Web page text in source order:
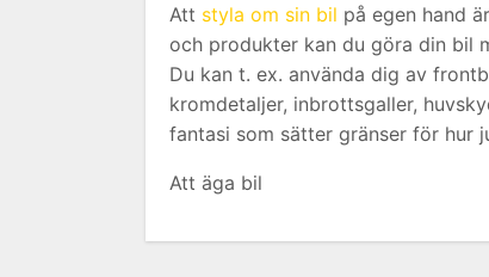
Att styla om sin bil på egen hand
och produkter kan du göra din bil
Du kan t. ex. använda dig av
kromdetaljer, inbrottsgaller,
fantasi som sätter gränser för hur
Att äga bil